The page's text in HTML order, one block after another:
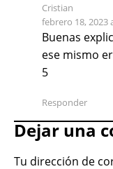
Cristian
febrero 18, 2023
Buenas
ese mismo
5
Responder
Dejar una
Tu dirección de